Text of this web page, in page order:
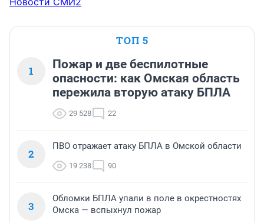
ТОП 5
1
Пожар и две беспилотные
опасности: как Омская область
пережила вторую атаку БПЛА
29 528 22
2
ПВО отражает атаку БПЛА в Омской области
19 238 90
3
Обломки БПЛА упали в поле в окрестностях
Омска — вспыхнул пожар